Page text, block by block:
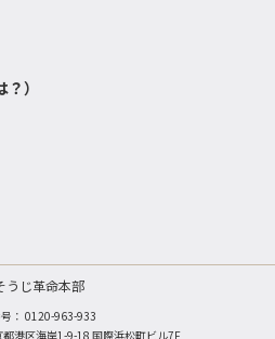
）
うじ革命本部
： 0120-963-933
港区海岸1-9-18 国際浜松町ビル7F